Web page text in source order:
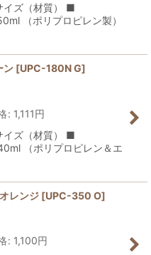
イズ（材質） ■
（ポリプロピレン製）
ン [UPC-180N G]
: 1,111円
イズ（材質） ■
（ポリプロピレン＆エ
レンジ [UPC-350 O]
: 1,100円